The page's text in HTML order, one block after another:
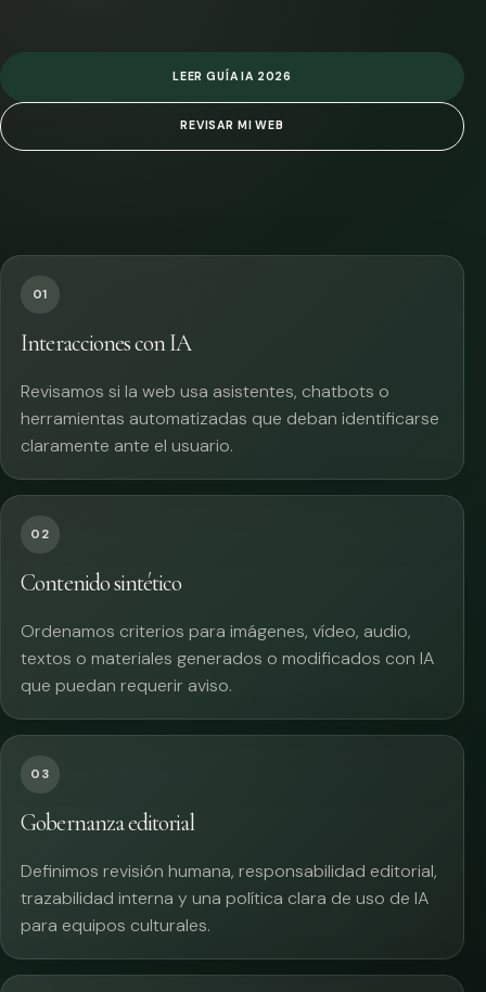
LEER GUÍA IA 2026
REVISAR MI WEB
01
Interacciones con IA
Revisamos si la web usa asistentes, chatbots o
herramientas automatizadas que deban identificarse
claramente ante el usuario.
02
Contenido sintético
Ordenamos criterios para imágenes, vídeo, audio,
textos o materiales generados o modificados con IA
que puedan requerir aviso.
03
Gobernanza editorial
Definimos revisión humana, responsabilidad editorial,
trazabilidad interna y una política clara de uso de IA
para equipos culturales.